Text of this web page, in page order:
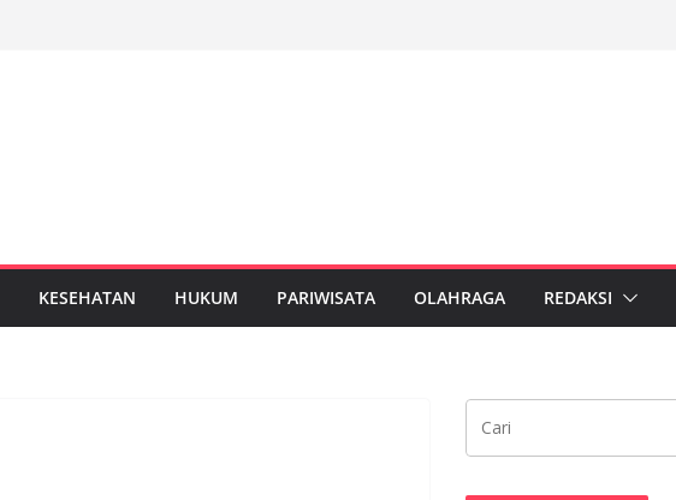
KESEHATAN HUKUM PARIWISATA OLAHRAGA REDAKSI